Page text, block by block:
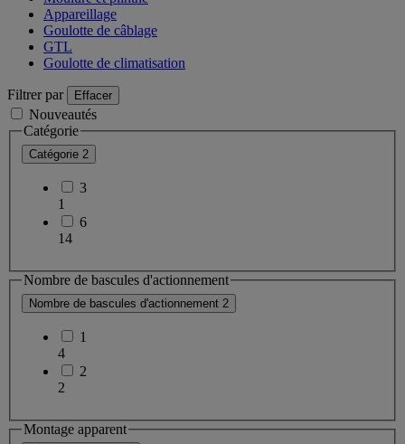
Appareillage
Goulotte de câblage
GTL
Goulotte de climatisation
Filtrer par Effacer
Nouveautés
Catégorie
Catégorie 2
3
1
6
14
Nombre de bascules d'actionnement
Nombre de bascules d'actionnement 2
1
4
2
2
Montage apparent